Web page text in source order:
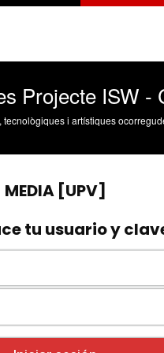
ISW -
ocorregudes en els tres